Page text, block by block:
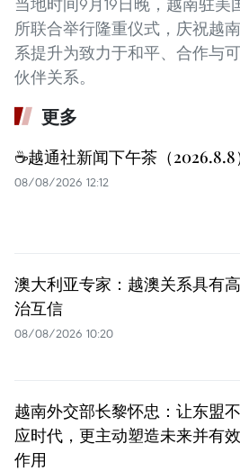
所联合举行隆重仪式，庆祝越
系提升为致力于和平、合作与
伙伴关系。
更多
☕️越通社新闻下午茶（2026.8.8
08/08/2026 12:12
澳大利亚专家：越澳关系具有
治互信
08/08/2026 10:20
越南外交部长黎怀忠：让东盟
应时代，更主动塑造未来并有
作用